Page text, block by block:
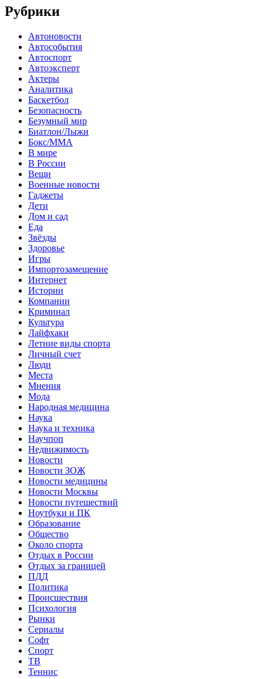
Рубрики
Автоновости
Автособытия
Автоспорт
Автоэксперт
Актеры
Аналитика
Баскетбол
Безопасность
Безумный мир
Биатлон/Лыжи
Бокс/MMA
В мире
В России
Вещи
Военные новости
Гаджеты
Дети
Дом и сад
Еда
Звёзды
Здоровье
Игры
Импортозамещение
Интернет
Истории
Компании
Криминал
Культура
Лайфхаки
Летние виды спорта
Личный счет
Люди
Места
Мнения
Мода
Народная медицина
Наука
Наука и техника
Научпоп
Недвижимость
Новости
Новости ЗОЖ
Новости медицины
Новости Москвы
Новости путешествий
Ноутбуки и ПК
Образование
Общество
Около спорта
Отдых в России
Отдых за границей
ПДД
Политика
Происшествия
Психология
Рынки
Сериалы
Софт
Спорт
ТВ
Теннис